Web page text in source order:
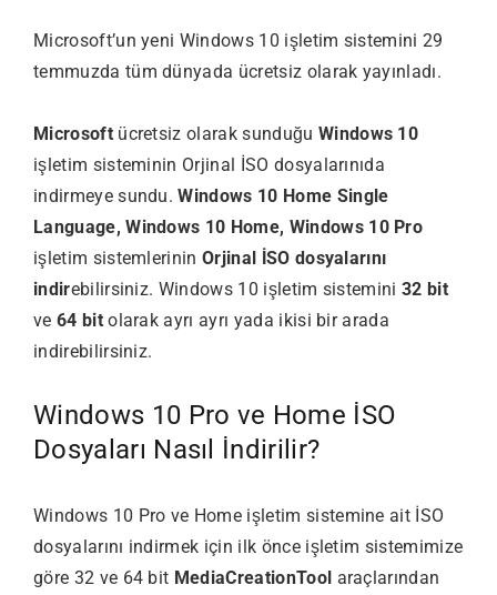
Microsoft’un yeni Windows 10 işletim sistemini 29
temmuzda tüm dünyada ücretsiz olarak yayınladı.
Microsoftücretsiz olarak sunduğu Windows 10
işletim sisteminin Orjinal İSO dosyalarınıda
indirmeye sundu.Windows 10 Home Single
Language, Windows 10 Home, Windows 10 Pro
işletim sistemlerininOrjinal İSO dosyalarını
indirebilirsiniz. Windows 10 işletim sistemini32 bit
ve 64 bitolarak ayrı ayrı yada ikisi bir arada
indirebilirsiniz.
Windows 10 Pro ve Home İSO
Dosyaları Nasıl İndirilir?
Windows 10 Pro ve Home işletim sistemine ait İSO
dosyalarını indirmek için ilk önce işletim sistemimize
göre 32 ve 64 bit MediaCreationTool araçlarından